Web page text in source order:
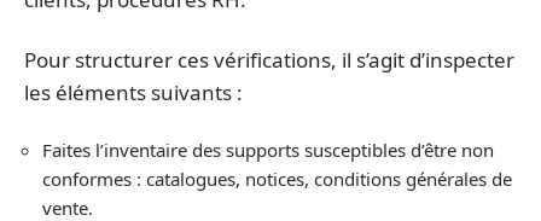
Pour structurer ces vérifications, il s’agit d’inspecter
les éléments suivants :
Faites l’inventaire des supports susceptibles d’être non
conformes : catalogues, notices, conditions générales de
vente.